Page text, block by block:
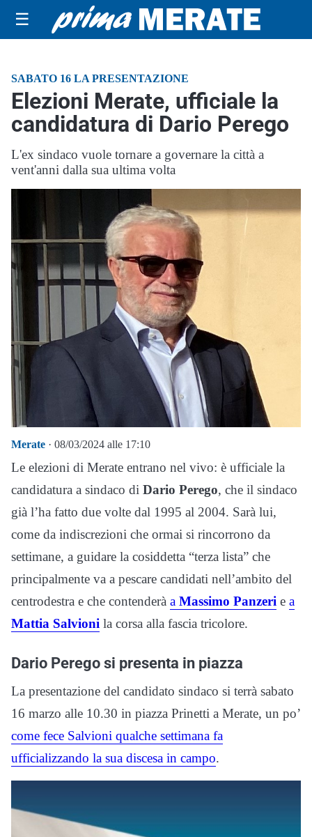
☰
SABATO 16 LA PRESENTAZIONE
Elezioni Merate, ufficiale la
candidatura di Dario Perego
L'ex sindaco vuole tornare a governare la città a
vent'anni dalla sua ultima volta
Merate · 08/03/2024 alle 17:10
Le elezioni di Merate entrano nel vivo: è ufficiale la
candidatura a sindaco di Dario Perego, che il sindaco
già l’ha fatto due volte dal 1995 al 2004. Sarà lui,
come da indiscrezioni che ormai si rincorrono da
settimane, a guidare la cosiddetta “terza lista” che
principalmente va a pescare candidati nell’ambito del
centrodestra e che contenderà a Massimo Panzeri e a
Mattia Salvioni la corsa alla fascia tricolore.
Dario Perego si presenta in piazza
La presentazione del candidato sindaco si terrà sabato
16 marzo alle 10.30 in piazza Prinetti a Merate, un po’
come fece Salvioni qualche settimana fa
ufficializzando la sua discesa in campo.